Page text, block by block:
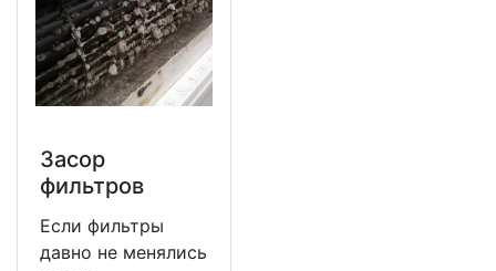
Засор
фильтров
Если фильтры
давно не менялись